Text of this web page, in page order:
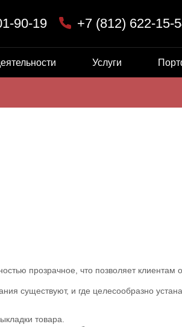
90-19 +7 (812) 622-15-
Услуги
прозрачное, что позволяет клиентам
существуют, и где целесообразно
товара.